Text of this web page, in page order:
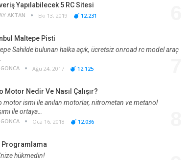
Yapılabilecek 5 RC Sitesi
AKTAN Eki 13, 2019 12.231
Maltepe Pisti
Sahilde bulunan halka açık, ücretsiz onroad rc model araç
Ağu 24, 2017 12.125
Motor Nedir Ve Nasıl Çalışır?
motor ismi ile anılan motorlar, nitrometan ve metanol
ile ortaya…
Oca 16, 2018 12.036
Programlama
hükmedin!